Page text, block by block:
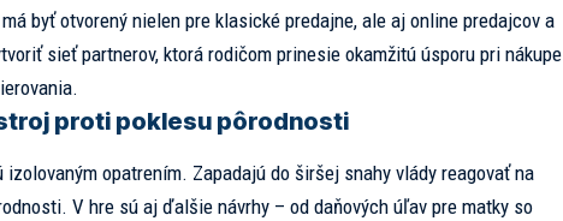
byť otvorený nielen pre klasické predajne, ale aj online predajcov a
sieť partnerov, ktorá rodičom prinesie okamžitú úsporu pri nákupe
proti poklesu pôrodnosti
izolovaným opatrením. Zapadajú do širšej snahy vlády reagovať na
V hre sú aj ďalšie návrhy – od daňových úľav pre matky so